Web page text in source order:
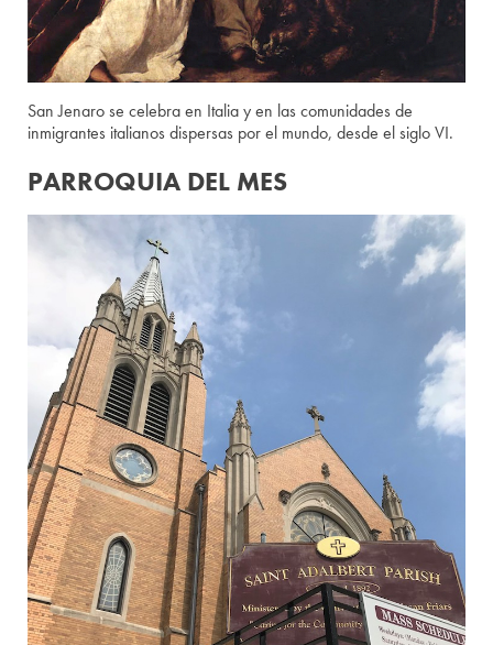
San Jenaro se celebra en Italia y en las comunidades de
inmigrantes italianos dispersas por el mundo, desde el siglo VI.
PARROQUIA DEL MES